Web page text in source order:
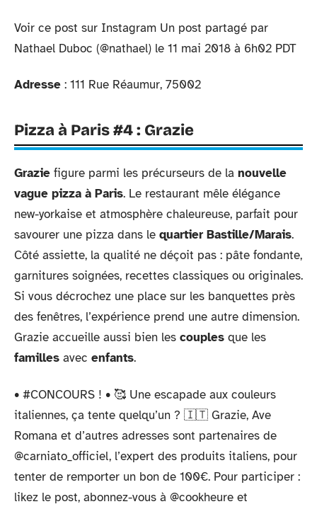
Voir ce post sur Instagram Un post partagé par
Nathael Duboc (@nathael) le 11 mai 2018 à 6h02 PDT
Adresse : 111 Rue Réaumur, 75002
Pizza à Paris #4 : Grazie
Grazie figure parmi les précurseurs de la nouvelle
vague pizza à Paris. Le restaurant mêle élégance
new-yorkaise et atmosphère chaleureuse, parfait pour
savourer une pizza dans le quartier Bastille/Marais.
Côté assiette, la qualité ne déçoit pas : pâte fondante,
garnitures soignées, recettes classiques ou originales.
Si vous décrochez une place sur les banquettes près
des fenêtres, l’expérience prend une autre dimension.
Grazie accueille aussi bien les couples que les
familles avec enfants.
• #CONCOURS ! • 🥰 Une escapade aux couleurs
italiennes, ça tente quelqu’un ? 🇮🇹 Grazie, Ave
Romana et d’autres adresses sont partenaires de
@carniato_officiel, l’expert des produits italiens, pour
tenter de remporter un bon de 100€. Pour participer :
likez le post, abonnez-vous à @cookheure et